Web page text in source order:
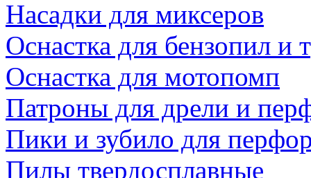
Насадки для миксеров
Оснастка для бензопил и
Оснастка для мотопомп
Патроны для дрели и
Пики и зубило для
Пилы твердосплавные